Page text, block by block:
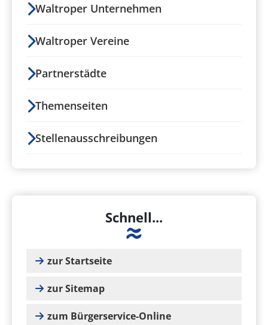
Waltroper Unternehmen
Waltroper Vereine
Partnerstädte
Themenseiten
Stellenausschreibungen
Schnell...
zur Startseite
zur Sitemap
zum Bürgerservice-Online